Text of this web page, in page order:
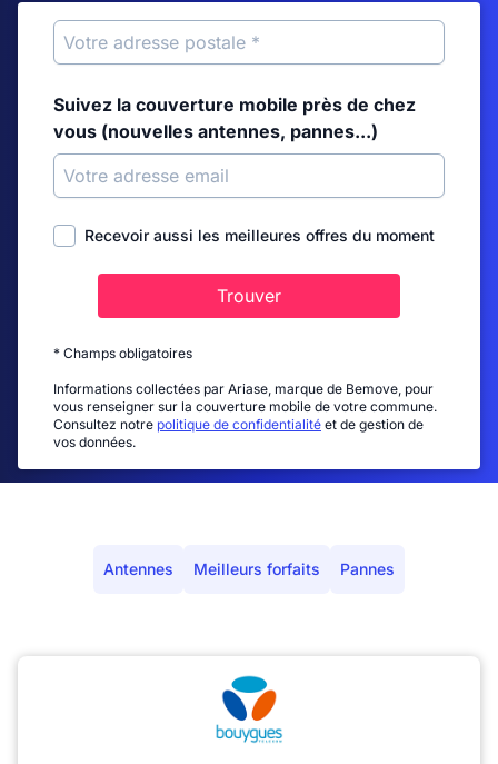
Suivez la couverture mobile près de chez
vous (nouvelles antennes, pannes...)
Recevoir aussi les meilleures offres du moment
Trouver
* Champs obligatoires
Informations collectées par Ariase, marque de Bemove, pour
vous renseigner sur la couverture mobile de votre commune.
Consultez notre politique de confidentialité et de gestion de
vos données.
Antennes Meilleurs forfaits Pannes